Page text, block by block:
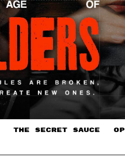
THE SECRET SAUCE​